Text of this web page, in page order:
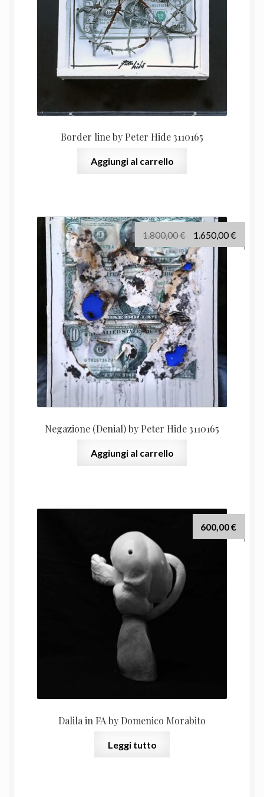
Border line by Peter Hide 3110165
Aggiungi al carrello
Negazione (Denial) by Peter Hide 3110165
1.800,00€
prezzo
originale
era:
1.800,00 €.
1.650,00€
Aggiungi al carrello
Dalila in FA by Domenico Morabito
600,00€
Leggi tutto